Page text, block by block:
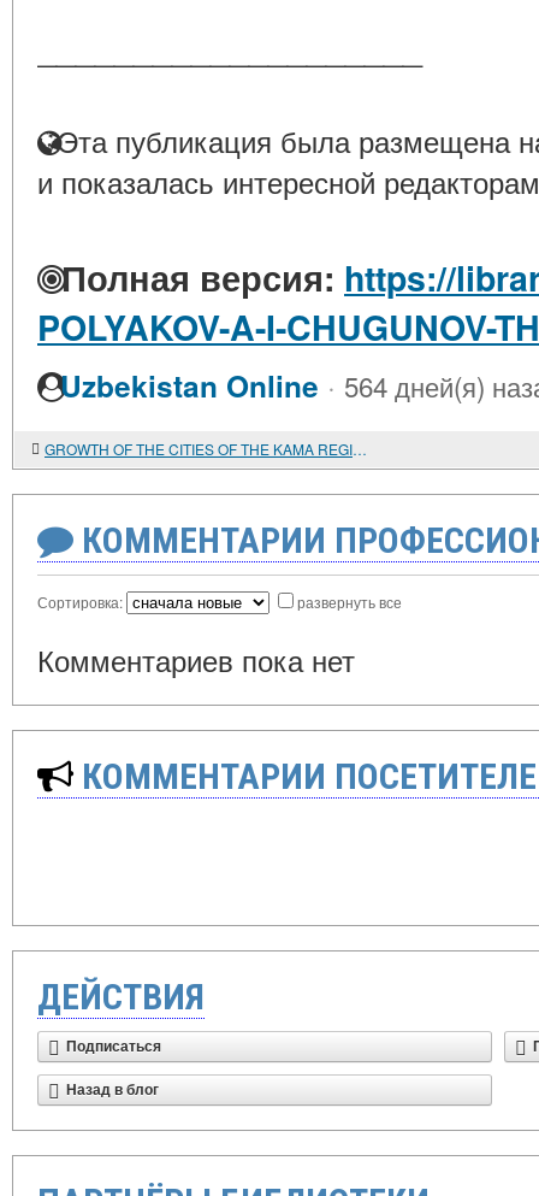
Эта публикация была размещена
и показалась интересной
Полная версия: https://
POLYAKOV-A-I-CHUGUNOV-
Uzbekistan Online · 564 дней(я)
GROWTH OF THE CITIES OF THE KAMA REGION (XVI-XVII CENTURIES)
КОММЕНТАРИИ
Сортировка: развернуть все
Комментариев пока нет
КОММЕНТАРИИ
ДЕЙСТВИЯ
Подписаться
Назад в блог